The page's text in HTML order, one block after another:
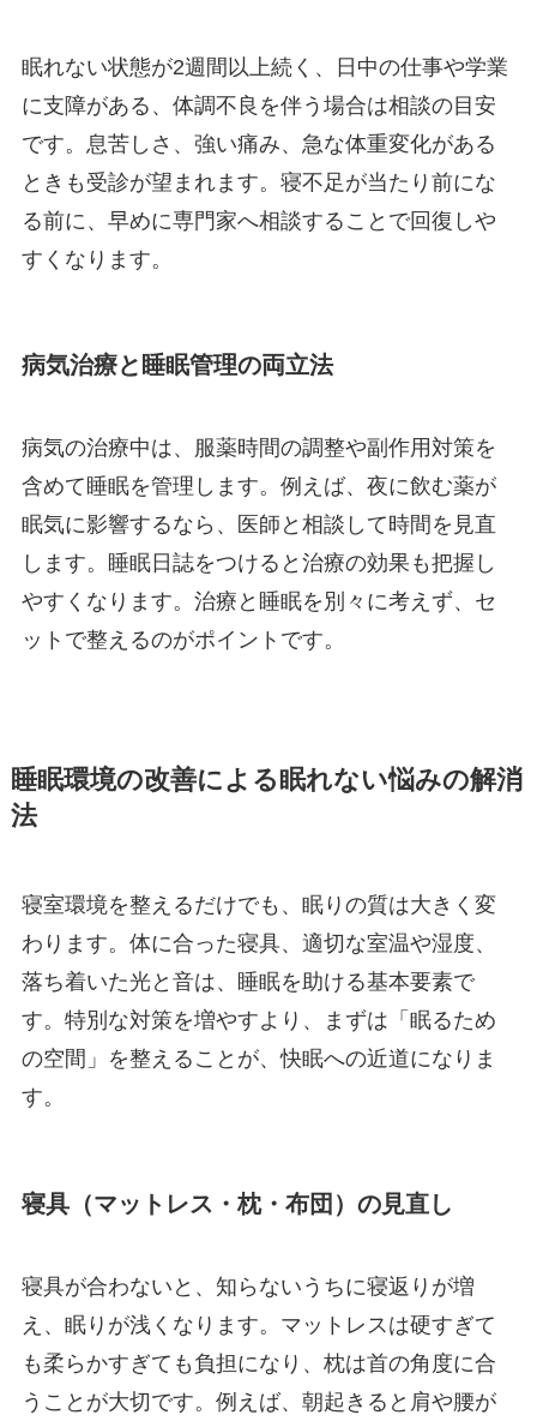
眠れない状態が2週間以上続く、日中の仕事や学業
に支障がある、体調不良を伴う場合は相談の目安
です。息苦しさ、強い痛み、急な体重変化がある
ときも受診が望まれます。寝不足が当たり前にな
る前に、早めに専門家へ相談することで回復しや
すくなります。
病気治療と睡眠管理の両立法
病気の治療中は、服薬時間の調整や副作用対策を
含めて睡眠を管理します。例えば、夜に飲む薬が
眠気に影響するなら、医師と相談して時間を見直
します。睡眠日誌をつけると治療の効果も把握し
やすくなります。治療と睡眠を別々に考えず、セ
ットで整えるのがポイントです。
睡眠環境の改善による眠れない悩みの解消
法
寝室環境を整えるだけでも、眠りの質は大きく変
わります。体に合った寝具、適切な室温や湿度、
落ち着いた光と音は、睡眠を助ける基本要素で
す。特別な対策を増やすより、まずは「眠るため
の空間」を整えることが、快眠への近道になりま
す。
寝具（マットレス・枕・布団）の見直し
寝具が合わないと、知らないうちに寝返りが増
え、眠りが浅くなります。マットレスは硬すぎて
も柔らかすぎても負担になり、枕は首の角度に合
うことが大切です。例えば、朝起きると肩や腰が